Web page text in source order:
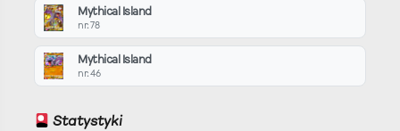
Mythical Island
nr. 78
Mythical Island
nr. 46
Statystyki